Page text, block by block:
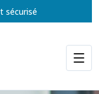
sécurisé